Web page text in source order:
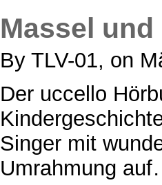
Massel
By TLV-01, on
Der uccello
Singer mit
Umrahmung